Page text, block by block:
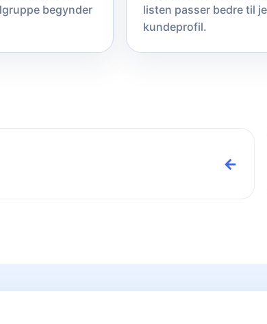
begynder
listen passer bedre til
kundeprofil.
←